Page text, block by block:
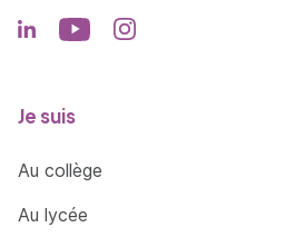
Je suis
Au collège
Au lycée